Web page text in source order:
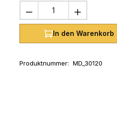
Produkt Anzahl:
In den Warenkorb
Produktnummer: MD_30120